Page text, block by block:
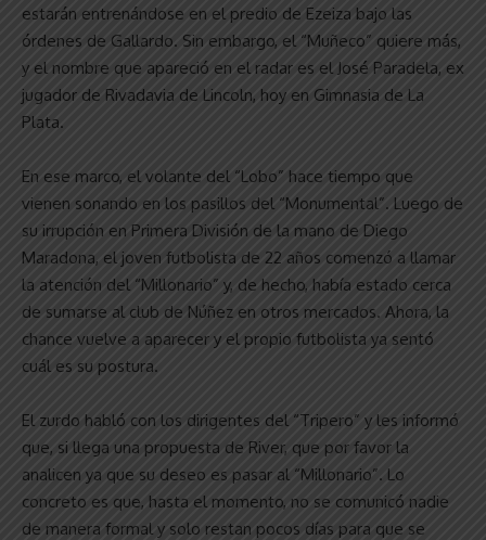
estarán entrenándose en el predio de Ezeiza bajo las
órdenes de Gallardo. Sin embargo, el “Muñeco” quiere más,
y el nombre que apareció en el radar es el José Paradela, ex
jugador de Rivadavia de Lincoln, hoy en Gimnasia de La
Plata.
En ese marco, el volante del “Lobo” hace tiempo que
vienen sonando en los pasillos del “Monumental”. Luego de
su irrupción en Primera División de la mano de Diego
Maradona, el joven futbolista de 22 años comenzó a llamar
la atención del “Millonario” y, de hecho, había estado cerca
de sumarse al club de Núñez en otros mercados. Ahora, la
chance vuelve a aparecer y el propio futbolista ya sentó
cuál es su postura.
El zurdo habló con los dirigentes del “Tripero” y les informó
que, si llega una propuesta de River, que por favor la
analicen ya que su deseo es pasar al “Millonario”. Lo
concreto es que, hasta el momento, no se comunicó nadie
de manera formal y solo restan pocos días para que se